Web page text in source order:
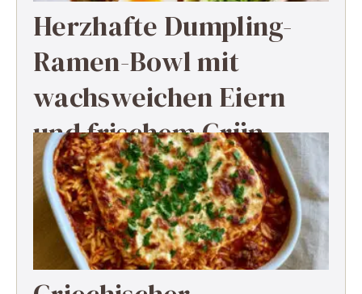
Herzhafte Dumpling-
Ramen-Bowl mit
wachsweichen Eiern
und frischem Grün